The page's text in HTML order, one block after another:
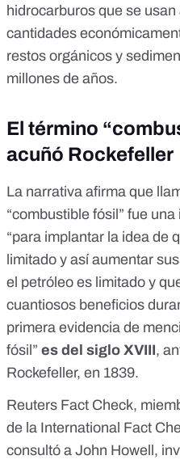
hidrocarburos que se usan
cantidades
restos orgánicos y
millones de años.
El término
acuñó Rockefeller
La narrativa afirma que
“combustible fósil” fue
“para implantar la idea de
limitado y así aumentar
el petróleo es limitado y
cuantiosos beneficios
primera evidencia de
fósil” es del siglo XVIII,
Rockefeller, en 1839.
Reuters Fact Check,
de la International Fact
consultó a John Howell ,